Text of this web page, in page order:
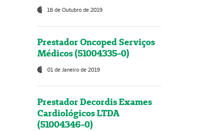
18 de Outubro de 2019
Prestador Oncoped Serviços
Médicos (51004335-0)
01 de Janeiro de 2019
Prestador Decordis Exames
Cardiológicos LTDA
(51004346-0)